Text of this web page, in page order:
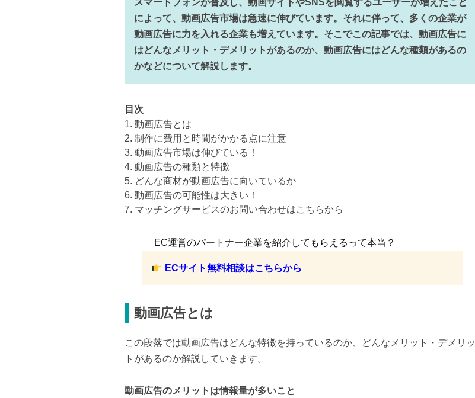
スマートフォンが普及し、動画サイトやSNSを閲覧するユーザーが増えたこと
によって、動画広告市場は急速に伸びています。それに伴って、多くの企業が
動画広告に力を入れる企業も増えています。そこでこの記事では、動画広告に
はどんなメリット・デメリットがあるのか、動画広告にはどんな種類があるの
かなどについて解説します。
目次
1. 動画広告とは
2. 制作に費用と時間がかかる点に注意
3. 動画広告市場は伸びている！
4. 動画広告の種類と特徴
5. どんな商材が動画広告に向いているか
6. 動画広告の可能性は大きい！
7. マッチングサービスのお問い合わせはこちらから
EC運営のパートナー企業を紹介してもらえるって本当？
ECサイト無料相談はこちらから
動画広告とは
この段落では動画広告はどんな特徴を持っているのか、どんなメリット・デメリッ
トがあるのか解説していきます。
動画広告のメリットは情報量が多いこと